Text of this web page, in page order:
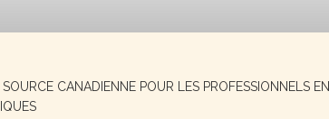
SOURCE CANADIENNE POUR LES PROFESSIONNELS EN